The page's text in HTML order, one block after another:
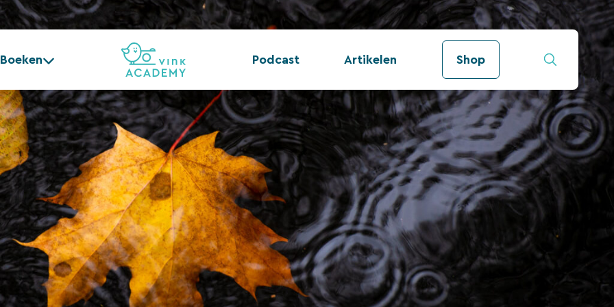
Boeken Podcast Artikelen Shop